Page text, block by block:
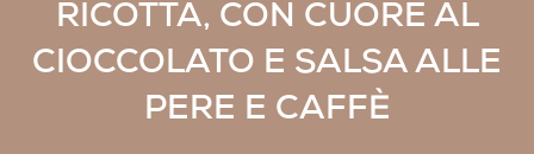
RICOTTA, CON CUORE AL
CIOCCOLATO E SALSA ALLE
PERE E CAFFÈ